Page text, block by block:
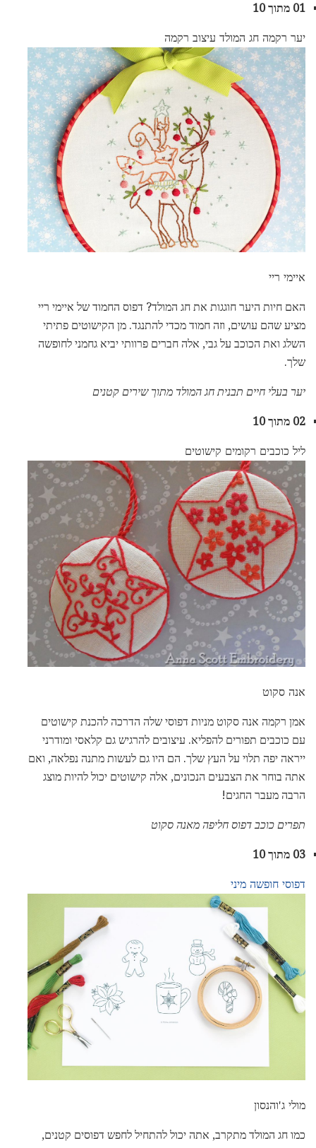
01 מתוך 10
יער רקמה חג המולד עיצוב רקמה
איימי ריי
האם חיות היער חוגגות את חג המולד? דפוס החמוד של איימי ריי
מציע שהם עושים, וזה חמוד מכדי להתנגד. מן הקישוטים פתיתי
השלג ואת הכוכב על גבי, אלה חברים פרוותי יביא גחמני לחופשה
שלך.
יער בעלי חיים תבנית חג המולד מתוך שירים קטנים
02 מתוך 10
ליל כוכבים רקומים קישוטים
אנה סקוט
אמן רקמה אנה סקוט מניות דפוסי שלה הדרכה להכנת קישוטים
עם כוכבים תפורים להפליא. עיצובים להרגיש גם קלאסי ומודרני
ייראה יפה תלוי על העץ שלך. הם היו גם לעשות מתנה נפלאה, ואם
אתה בוחר את הצבעים הנכונים, אלה קישוטים יכול להיות מוצג
הרבה מעבר החגים!
תפרים כוכב דפוס חליפה מאנה סקוט
03 מתוך 10
דפוסי חופשה מיני
מולי ג'והנסון
כמו חג המולד מתקרב, אתה יכול להתחיל לחפש דפוסים קטנים,